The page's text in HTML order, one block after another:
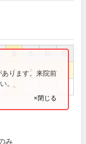
祝
●
ります。来院前
。
×閉じる
み